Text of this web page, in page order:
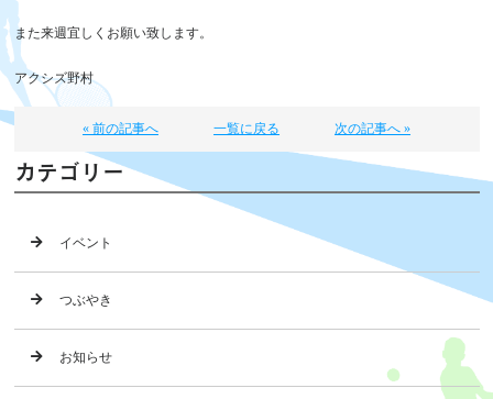
また来週宜しくお願い致します。
アクシズ野村
« 前の記事へ 一覧に戻る 次の記事へ »
カテゴリー
イベント
つぶやき
お知らせ